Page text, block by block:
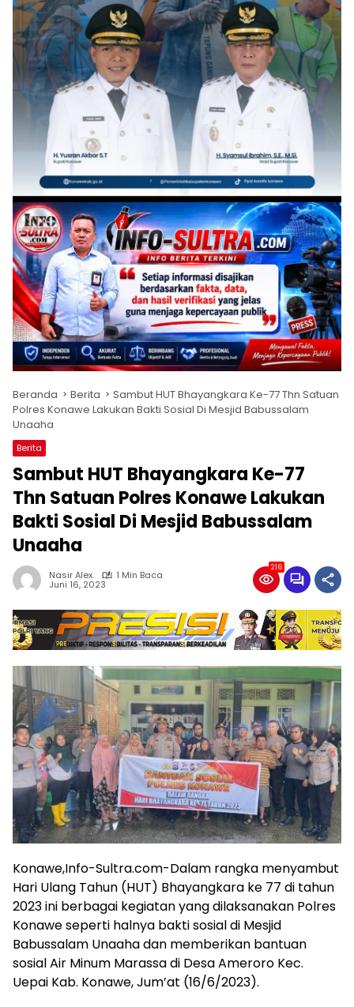
Beranda Berita
Sambut HUT Bhayangkara Ke-77 Thn Satuan
Polres Konawe Lakukan Bakti Sosial Di Mesjid Babussalam
Unaaha
Berita
Sambut HUT Bhayangkara Ke-77
Thn Satuan Polres Konawe Lakukan
Bakti Sosial Di Mesjid Babussalam
Unaaha
Nasir Alex 1 Min Baca
Juni 16, 2023
216
Konawe,Info-Sultra.com-Dalam rangka menyambut
Hari Ulang Tahun (HUT) Bhayangkara ke 77 di tahun
2023 ini berbagai kegiatan yang dilaksanakan Polres
Konawe seperti halnya bakti sosial di Mesjid
Babussalam Unaaha dan memberikan bantuan
sosial Air Minum Marassa di Desa Ameroro Kec.
Uepai Kab. Konawe, Jum’at (16/6/2023).